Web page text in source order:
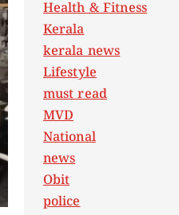
Health & Fitness
Kerala
kerala news
Lifestyle
must read
MVD
National
news
Obit
police